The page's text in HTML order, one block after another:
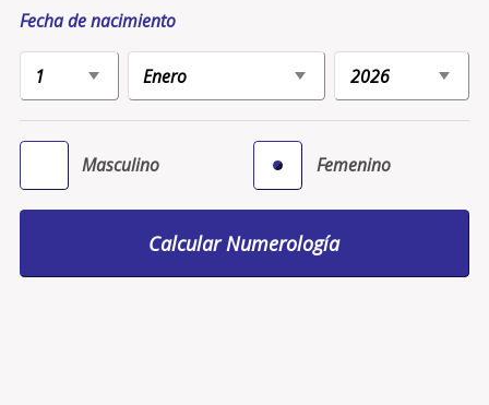
Fecha de nacimiento
Masculino Femenino